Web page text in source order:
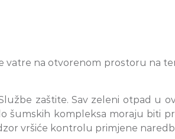
na otvorenom prostoru na
zaštite. Sav zeleni otpad u
šumskih kompleksa moraju biti
vršiće kontrolu primjene